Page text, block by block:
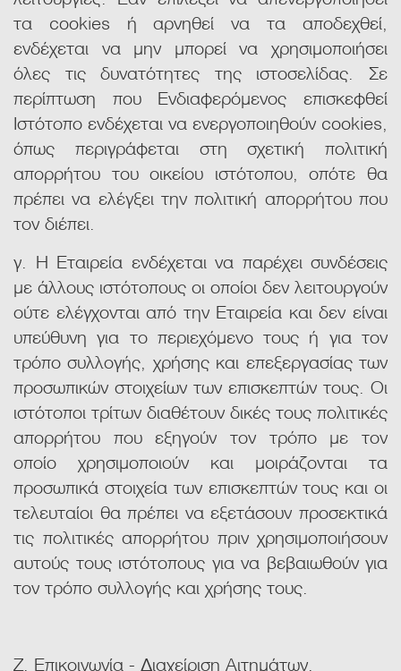
τα cookies ή αρνηθεί να τα αποδεχθεί,
ενδέχεται να μην μπορεί να χρησιμοποιήσει
όλες τις δυνατότητες της ιστοσελίδας. Σε
περίπτωση που Ενδιαφερόμενος επισκεφθεί
Ιστότοπο ενδέχεται να ενεργοποιηθούν cookies,
όπως περιγράφεται στη σχετική πολιτική
απορρήτου του οικείου ιστότοπου, οπότε θα
πρέπει να ελέγξει την πολιτική απορρήτου που
τον διέπει.
γ. Η Εταιρεία ενδέχεται να παρέχει συνδέσεις
με άλλους ιστότοπους οι οποίοι δεν λειτουργούν
ούτε ελέγχονται από την Εταιρεία και δεν είναι
υπεύθυνη για το περιεχόμενο τους ή για τον
τρόπο συλλογής, χρήσης και επεξεργασίας των
προσωπικών στοιχείων των επισκεπτών τους. Οι
ιστότοποι τρίτων διαθέτουν δικές τους πολιτικές
απορρήτου που εξηγούν τον τρόπο με τον
οποίο χρησιμοποιούν και μοιράζονται τα
προσωπικά στοιχεία των επισκεπτών τους και οι
τελευταίοι θα πρέπει να εξετάσουν προσεκτικά
τις πολιτικές απορρήτου πριν χρησιμοποιήσουν
αυτούς τους ιστότοπους για να βεβαιωθούν για
τον τρόπο συλλογής και χρήσης τους.
Ζ. Επικοινωνία - Διαχείριση Αιτημάτων.